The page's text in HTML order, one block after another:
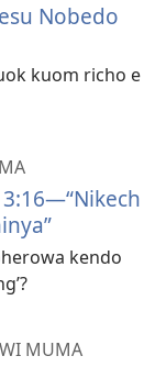
Nobedo
kuom richo e
kendo
MUMA